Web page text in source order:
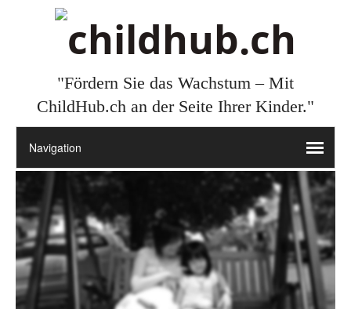
"Fördern Sie das Wachstum – Mit
ChildHub.ch an der Seite Ihrer Kinder."